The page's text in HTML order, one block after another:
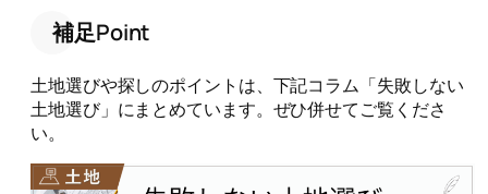
補足Point
土地選びや探しのポイントは、下記コラム「失敗しない
土地選び」にまとめています。ぜひ併せてご覧くださ
い。